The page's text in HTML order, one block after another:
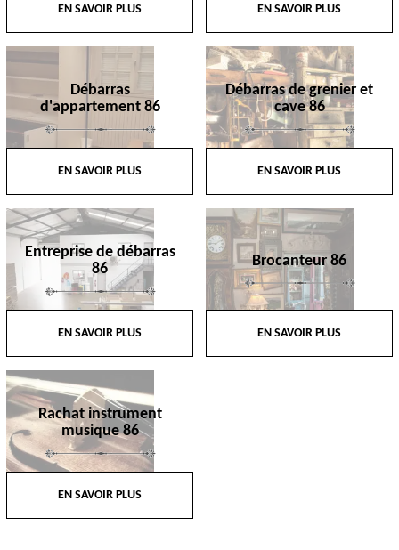
EN SAVOIR PLUS EN SAVOIR PLUS
Débarras
d'appartement 86
EN SAVOIR PLUS
Débarras de grenier et
cave 86
EN SAVOIR PLUS
Entreprise de débarras
86
EN SAVOIR PLUS
Brocanteur 86
EN SAVOIR PLUS
Rachat instrument
musique 86
EN SAVOIR PLUS